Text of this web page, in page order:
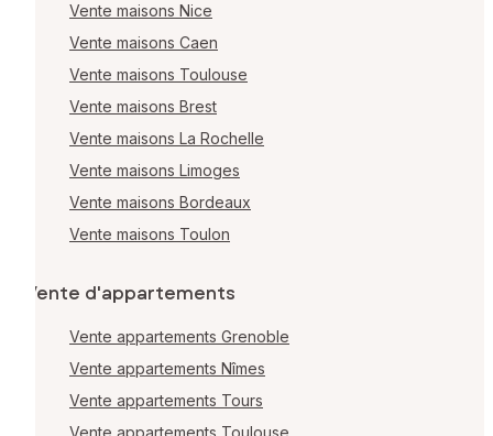
Vente maisons Nice
Vente maisons Caen
Vente maisons Toulouse
Vente maisons Brest
Vente maisons La Rochelle
Vente maisons Limoges
Vente maisons Bordeaux
Vente maisons Toulon
Vente d'appartements
Vente appartements Grenoble
Vente appartements Nîmes
Vente appartements Tours
Vente appartements Toulouse